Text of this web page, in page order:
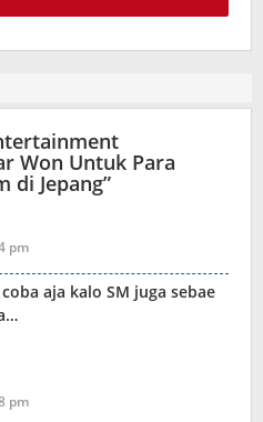
Won Untuk Para
di Jepang”
pm
aja kalo SM juga sebae
pm